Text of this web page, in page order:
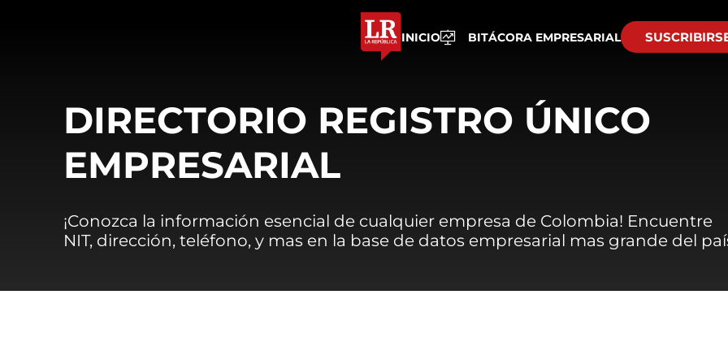
INICIO BITÁCORA EMPRESARIAL
DIRECTORIO REGISTRO ÚNICO
EMPRESARIAL
¡Conozca la información esencial de cualquier empresa de Colombia! Encuentre
NIT, dirección, teléfono, y mas en la base de datos empresarial mas grande del